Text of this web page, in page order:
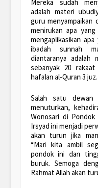
Mereka sudah
adalah materi
guru menyampaikan
menirukan apa
mengaplikasikan
ibadah sunnah
diantaranya adalah
sebanyak 20
hafalan al-Quran 3 juz.
Salah satu dewan
menuturkan,
Wonosari di Pondok
Irsyad ini menjadi
akan turun jika
“Mari kita ambil
pondok ini dan
buruk. Semoga
Rahmat Allah akan